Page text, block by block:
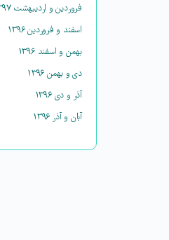
فروردین و اردیبهشت ۱۳۹۷
اسفند و فروردین ۱۳۹۶
بهمن و اسفند ۱۳۹۶
دی و بهمن ۱۳۹۶
آذر و دی ۱۳۹۶
آبان و آذر ۱۳۹۶